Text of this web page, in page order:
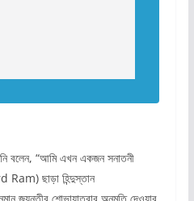
বলেন, “আমি এখন একজন সনাতনী
Ram) ছাড়া হিন্দুস্তান